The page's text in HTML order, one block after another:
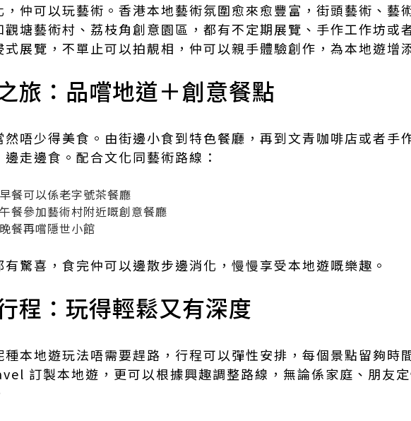
，仲可以玩藝術。香港本地藝術氛圍愈來愈豐富，街頭藝術、藝
觀塘藝術村、荔枝角創意園區，都有不定期展覽、手作工作坊或
式展覽，不單止可以拍靚相，仲可以親手體驗創作，為本地遊增
旅：品嚐地道＋創意餐點
然唔少得美食。由街邊小食到特色餐廳，再到文青咖啡店或者手
邊走邊食。配合文化同藝術路線：
早餐可以係老字號茶餐廳
午餐參加藝術村附近嘅創意餐廳
晚餐再嚐隱世小館
有驚喜，食完仲可以邊散步邊消化，慢慢享受本地遊嘅樂趣。
程：玩得輕鬆又有深度
種本地遊玩法唔需要趕路，行程可以彈性安排，每個景點留夠時
訂製本地遊，更可以根據興趣調整路線，無論係家庭、朋友